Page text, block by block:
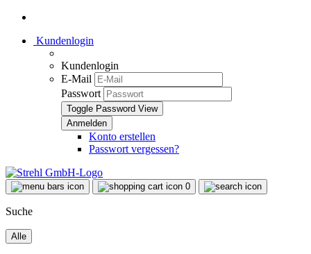
Kundenlogin
Kundenlogin
E-Mail
Passwort
Toggle Password View
Konto erstellen
Passwort vergessen?
0
Suche
Alle